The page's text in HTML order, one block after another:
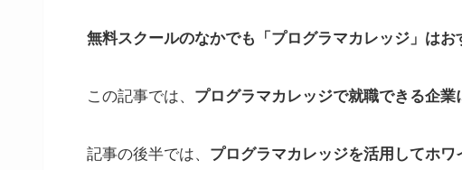
無料スクールのなかでも「プログラマカレッジ」はお
この記事では、 プログラマカレッジで就職できる企業
記事の後半では、 プログラマカレッジを活用してホ